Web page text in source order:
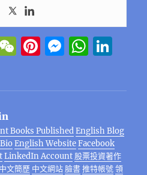
W
C
at
Pi
te
st
M
ss
n
g
er
W
at
A
p
p
k
d
I
n
Books Published English Blog
English Website Facebook
LinkedIn Account 股票投資著作
中文簡歷 中文網站 臉書 推特帳號 領